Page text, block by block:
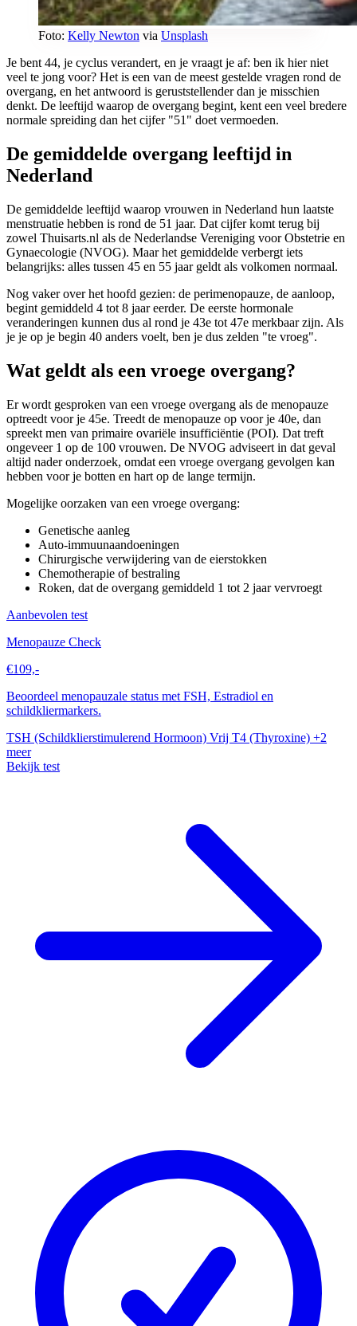
Foto: Kelly Newton via Unsplash
Je bent 44, je cyclus verandert, en je vraagt je af: ben ik hier niet
veel te jong voor? Het is een van de meest gestelde vragen rond de
overgang, en het antwoord is geruststellender dan je misschien
denkt. De leeftijd waarop de overgang begint, kent een veel bredere
normale spreiding dan het cijfer "51" doet vermoeden.
De gemiddelde overgang leeftijd in
Nederland
De gemiddelde leeftijd waarop vrouwen in Nederland hun laatste
menstruatie hebben is rond de 51 jaar. Dat cijfer komt terug bij
zowel Thuisarts.nl als de Nederlandse Vereniging voor Obstetrie en
Gynaecologie (NVOG). Maar het gemiddelde verbergt iets
belangrijks: alles tussen 45 en 55 jaar geldt als volkomen normaal.
Nog vaker over het hoofd gezien: de perimenopauze, de aanloop,
begint gemiddeld 4 tot 8 jaar eerder. De eerste hormonale
veranderingen kunnen dus al rond je 43e tot 47e merkbaar zijn. Als
je je op je begin 40 anders voelt, ben je dus zelden "te vroeg".
Wat geldt als een vroege overgang?
Er wordt gesproken van een vroege overgang als de menopauze
optreedt voor je 45e. Treedt de menopauze op voor je 40e, dan
spreekt men van primaire ovariële insufficiëntie (POI). Dat treft
ongeveer 1 op de 100 vrouwen. De NVOG adviseert in dat geval
altijd nader onderzoek, omdat een vroege overgang gevolgen kan
hebben voor je botten en hart op de lange termijn.
Mogelijke oorzaken van een vroege overgang:
Genetische aanleg
Auto-immuunaandoeningen
Chirurgische verwijdering van de eierstokken
Chemotherapie of bestraling
Roken, dat de overgang gemiddeld 1 tot 2 jaar vervroegt
Aanbevolen test
Menopauze Check
€109,-
Beoordeel menopauzale status met FSH, Estradiol en
schildkliermarkers.
TSH (Schildklierstimulerend Hormoon) Vrij T4 (Thyroxine) +2
meer
Bekijk test